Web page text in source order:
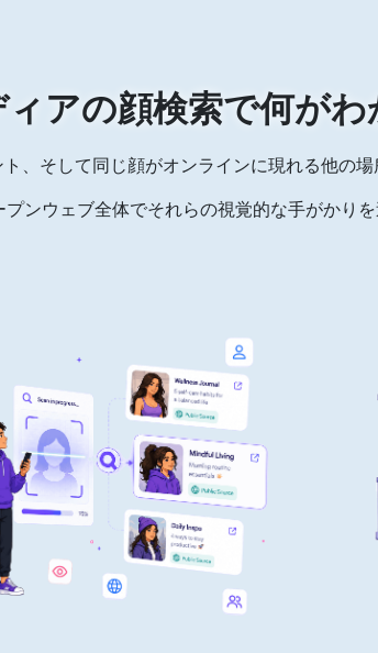
アの顔検索で何がわ
、そして同じ顔がオンラインに現れる他の
ンウェブ全体でそれらの視覚的な手がかり